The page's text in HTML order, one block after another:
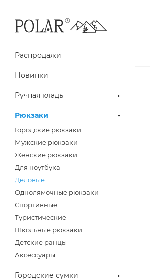
Распродажи
Новинки
Ручная кладь
Рюкзаки
Городские рюкзаки
Мужские рюкзаки
Женские рюкзаки
Для ноутбука
Деловые
Однолямочные рюкзаки
Спортивные
Туристические
Школьные рюкзаки
Детские ранцы
Аксессуары
Городские сумки